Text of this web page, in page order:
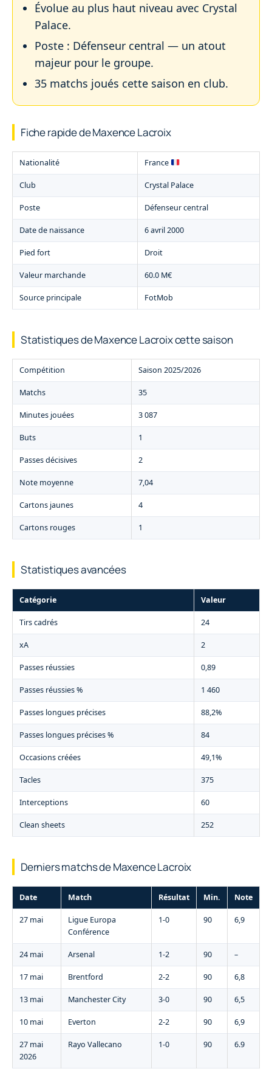
Évolue au plus haut niveau avec Crystal
Palace.
Poste : Défenseur central — un atout
majeur pour le groupe.
35 matchs joués cette saison en club.
Fiche rapide de Maxence Lacroix
Nationalité France
Club Crystal Palace
Poste Défenseur central
Date de naissance 6 avril 2000
Pied fort Droit
Valeur marchande 60.0 M€
Source principale FotMob
Statistiques de Maxence Lacroix cette saison
Compétition Saison 2025/2026
Matchs 35
Minutes jouées 3 087
Buts 1
Passes décisives 2
Note moyenne 7,04
Cartons jaunes 4
Cartons rouges 1
Statistiques avancées
Catégorie Valeur
Tirs cadrés 24
xA 2
Passes réussies 0,89
Passes réussies % 1 460
Passes longues précises 88,2%
Passes longues précises % 84
Occasions créées 49,1%
Tacles 375
Interceptions 60
Clean sheets 252
Derniers matchs de Maxence Lacroix
Date Match Résultat Min. Note
27 mai
Ligue Europa
Conférence
1-0 90 6,9
24 mai Arsenal 1-2 90 –
17 mai Brentford 2-2 90 6,8
13 mai Manchester City 3-0 90 6,5
10 mai Everton 2-2 90 6,9
27 mai
2026
Rayo Vallecano 1-0 90 6.9